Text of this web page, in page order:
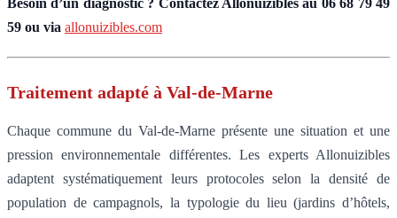
Besoin d’un diagnostic ? Contactez Allonuizibles au 06 68 79 49
59 ou via allonuizibles.com
Traitement adapté à Val-de-Marne
Chaque commune du Val-de-Marne présente une situation et une
pression environnementale différentes. Les experts Allonuizibles
adaptent systématiquement leurs protocoles selon la densité de
population de campagnols, la typologie du lieu (jardins d’hôtels,